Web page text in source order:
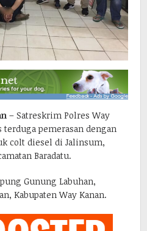
– Satreskrim Polres Way
pemerasan dengan
colt diesel di Jalinsum,
Baradatu.
Gunung Labuhan,
Kabupaten Way Kanan.